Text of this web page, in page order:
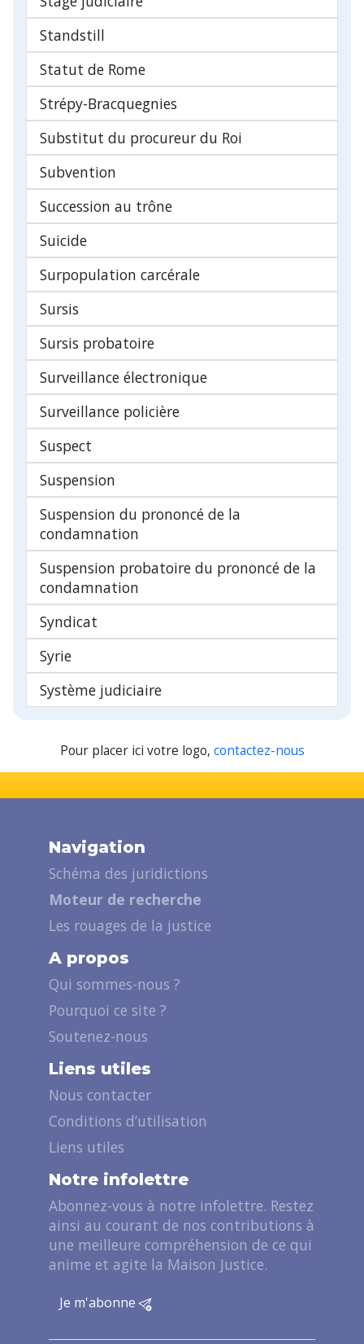
Standstill
Statut de Rome
Strépy-Bracquegnies
Substitut du procureur du Roi
Subvention
Succession au trône
Suicide
Surpopulation carcérale
Sursis
Sursis probatoire
Surveillance électronique
Surveillance policière
Suspect
Suspension
Suspension du prononcé de la
condamnation
Suspension probatoire du prononcé de la
condamnation
Syndicat
Syrie
Système judiciaire
Pour placer ici votre logo, contactez-nous
Navigation
Schéma des juridictions
Moteur de recherche
Les rouages de la justice
A propos
Qui sommes-nous ?
Pourquoi ce site ?
Soutenez-nous
Liens utiles
Nous contacter
Conditions d’utilisation
Liens utiles
Notre infolettre
Abonnez-vous à notre infolettre. Restez
ainsi au courant de nos contributions à
une meilleure compréhension de ce qui
anime et agite la Maison Justice.
Je m'abonne